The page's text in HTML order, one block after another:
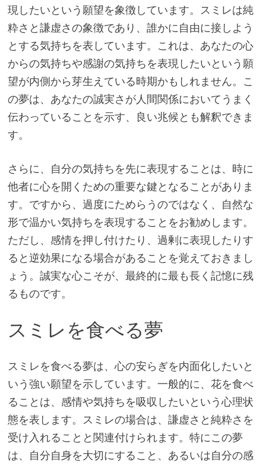
現したいという願望を象徴しています。スミレは純
粋さと謙虚さの象徴であり、誰かに自由に接しよう
とする気持ちを表しています。これは、あなたの心
からの気持ちや感謝の気持ちを表現したいという願
望が内側から芽生えている時期かもしれません。こ
の夢は、あなたの誠実さが人間関係においてうまく
伝わっていることを示す、良い兆候とも解釈できま
す。
さらに、自分の気持ちを先に表現することは、時に
他者に心を開くための重要な鍵となることがありま
す。ですから、過度にためらうのではなく、自然な
形で温かい気持ちを表現することをお勧めします。
ただし、感情を押し付けたり、過剰に表現したりす
ると逆効果になる場合があることを覚えておきまし
ょう。誠実な心こそが、最終的に最も長く記憶に残
るものです。
スミレを食べる夢
スミレを食べる夢は、心の安らぎを内面化したいと
いう強い願望を示しています。一般的に、花を食べ
ることは、感情や気持ちを吸収したいという心理状
態を表します。スミレの場合は、謙虚さと純粋さを
受け入れることと関連付けられます。特にこの夢
は、自分自身を大切にすること、あるいは自分の感